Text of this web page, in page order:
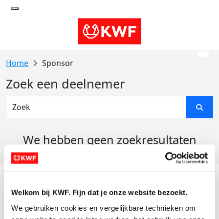
Welkom bij KWF. Fijn dat je onze website bezoekt.
We gebruiken cookies en vergelijkbare technieken om
Sponsor
Zoek een deelnemer
We hebben geen zoekresultaten
Actiematerialen
Evenementen